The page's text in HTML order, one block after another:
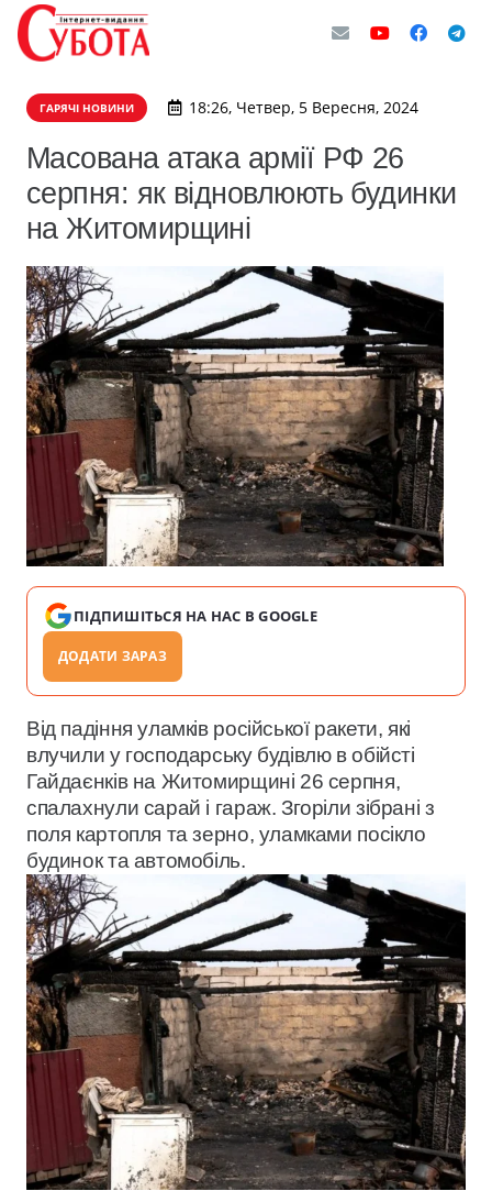
ГАРЯЧІ НОВИНИ 18:26, Четвер, 5 Вересня, 2024
Масована атака армії РФ 26
серпня: як відновлюють будинки
на Житомирщині
ПІДПИШІТЬСЯ НА НАС В GOOGLE
ДОДАТИ ЗАРАЗ
Від падіння уламків російської ракети, які
влучили у господарську будівлю в обійсті
Гайдаєнків на Житомирщині 26 серпня,
спалахнули сарай і гараж. Згоріли зібрані з
поля картопля та зерно, уламками посікло
будинок та автомобіль.